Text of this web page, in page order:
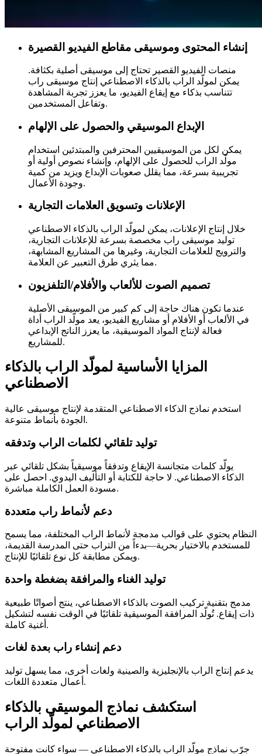
إنشاء المحتوى وموسيقى مقاطع الفيديو القصيرة
منصات الفيديو القصير تحتاج إلى موسيقى أصلية بكثافة.
يمكن لمولّد الراب بالذكاء الاصطناعي إنتاج موسيقى راب
تتناسب بذكاء مع إيقاع الفيديو، ما يعزز تجربة المشاهدة
وتفاعل المستخدمين.
الإبداع الموسيقي والحصول على الإلهام
يمكن لكل من الموسيقيين المحترفين والمبتدئين استخدام
مولّد الراب للحصول على الإلهام، وإنشاء نصوص أولية أو
تجريبية بسرعة، مما يقلل صعوبات الإبداع ويزيد من كمية
وجودة الأعمال.
الإعلانات وتسويق العلامات التجارية
خلال إنتاج الإعلانات، يمكن لمولّد الراب بالذكاء الاصطناعي
توليد موسيقى راب مخصصة بسرعة للإعلانات التجارية،
والترويج للعلامات التجارية، وغيرها من المشاريع المشابهة،
مما يثري طرق التعبير عن العلامة.
تصميم الصوت للألعاب والأفلام/التلفزيون
عندما تكون هناك حاجة إلى كم كبير من الموسيقى الأصلية
في الألعاب أو الأفلام أو مشاريع الفيديو، يعد مولّد الراب أداة
فعالة لإنتاج المواد الموسيقية، ما يعزز الناتج الإبداعي
للمشاريع.
المزايا الأساسية لمولّد الراب بالذكاء
الاصطناعي
استخدم نماذج الذكاء الاصطناعي المتقدمة لإنتاج موسيقى عالية
الجودة بأنماط متنوعة.
توليد تلقائي لكلمات الراب وتدفقه
يولّد كلمات متجانسة الإيقاع وتدفقاً موسيقياً بشكل تلقائي عبر
الذكاء الاصطناعي. لا حاجة للكتابة أو التأليف اليدوي. احصل على
مسودة العمل الكاملة مباشرة.
دعم لأنماط راب متعددة
النظام يحتوي على قوالب مدمجة لأنماط الراب المختلفة، مما يسمح
للمستخدم بالاختيار بحرية—بدءاً من التراب حتى المدرسة القديمة،
ويمكن مطابقة كل نوع تلقائيًا للإنتاج.
توليد الغناء والمرافقة بضغطة واحدة
مدمج بتقنية تركيب الصوت بالذكاء الاصطناعي، ينتج أصواتًا طبيعية
ذات إيقاع. تُولّد المرافقة الموسيقية تلقائيًا في الوقت نفسه لتشكيل
أغنية كاملة.
دعم إنشاء راب بعدة لغات
يدعم إنتاج الراب بالإنجليزية والصينية ولغات أخرى، مما يسهل توليد
أعمال متعددة اللغات.
استكشف نماذج الموسيقى بالذكاء
الاصطناعي لمولّد الراب
جرّب نماذج مولّد الراب بالذكاء الاصطناعي — سواء كانت مفتوحة